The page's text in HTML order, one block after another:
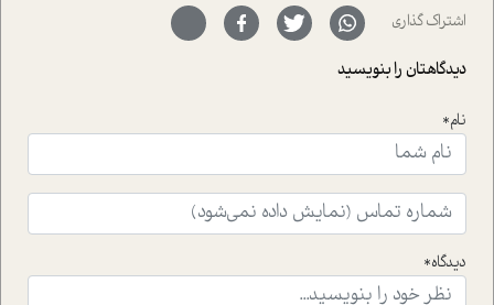
سر نهاده است و نیز کرامت عزیز زاده؛ سفیر صلح و دوستی که
با رکاب زدن در بیش از هفتاد کشور و کاشتن درخت، به نماد
حمایت از محیط زیست و منابع طبیعی تبدیل گشته
است.فصل روایت اجنبی ها در این شماره به دو موضوع
ای که به زندگی شگفت انگیز جین گودال و تاثیرات کاوش های
ایشان در حوزه ی شامپانزه ها بر زندگی امروزی ما نگاهی
افکنده است.فصل اتاق 333 شما را پای صحبت یک تجربه ی
واقعی در ارتباط با اختلال شخصیت اسکزوئید و مشکلات و نیز
راهکارهای حل آن قرار می دهد که در اتاق درمان اتفاق افتاده
موثرترین راهکارهای استفاده از هوش مصنوعی در حوزه های
اشتراک گذاری
دیدگاهتان را بنویسید
نام*
دیدگاه*